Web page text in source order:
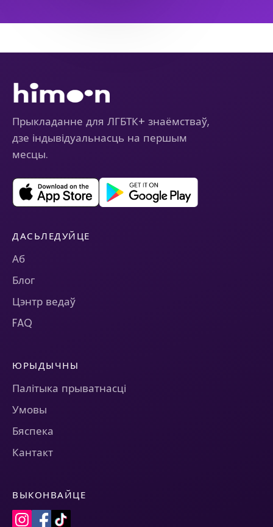
Прыкладанне для ЛГБТК+ знаёмстваў,
дзе індывідуальнасць на першым
месцы.
ДАСЬЛЕДУЙЦЕ
Аб
Блог
Цэнтр ведаў
FAQ
ЮРЫДЫЧНЫ
Палітыка прыватнасці
Умовы
Бяспека
Кантакт
ВЫКОНВАЙЦЕ